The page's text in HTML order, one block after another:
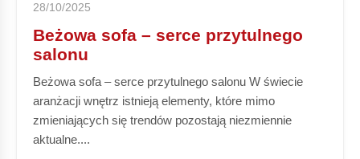
28/10/2025
Beżowa sofa – serce przytulnego
salonu
Beżowa sofa – serce przytulnego salonu W świecie
aranżacji wnętrz istnieją elementy, które mimo
zmieniających się trendów pozostają niezmiennie
aktualne....